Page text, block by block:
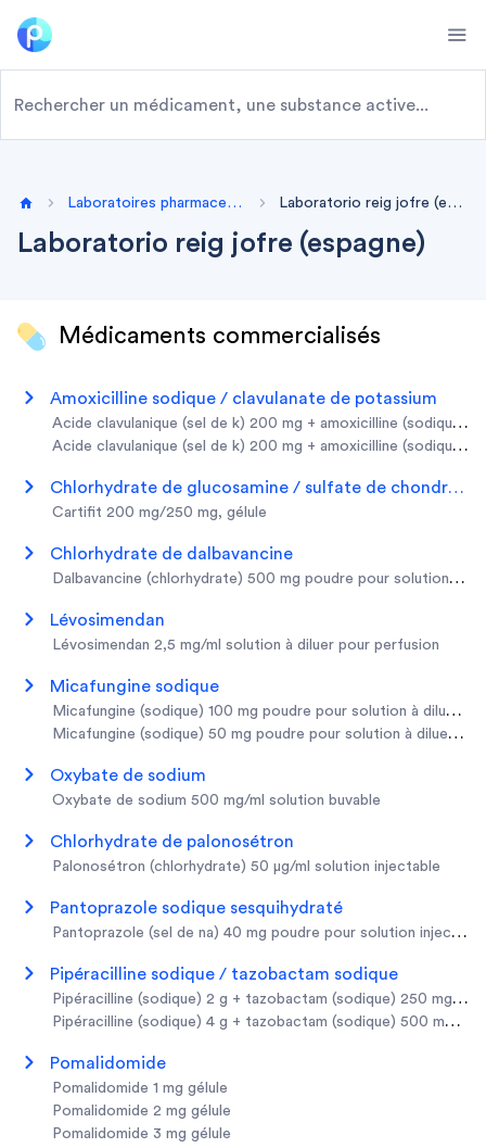
Home
Laboratoires pharmaceutiques Laboratorio reig jofre (espagne)
Laboratorio reig jofre (espagne)
Médicaments commercialisés
amoxicilline sodique / clavulanate de potassium
acide clavulanique (sel de k) 200 mg + amoxicilline (sodique)
acide clavulanique (sel de k) 200 mg + amoxicilline (sodique)
chlorhydrate de glucosamine / sulfate de
cartifit 200 mg/250 mg, gélule
chlorhydrate de dalbavancine
dalbavancine (chlorhydrate) 500 mg poudre pour solution à
lévosimendan
lévosimendan 2,5 mg/ml solution à diluer pour perfusion
micafungine sodique
micafungine (sodique) 100 mg poudre pour solution à diluer
micafungine (sodique) 50 mg poudre pour solution à diluer
oxybate de sodium
oxybate de sodium 500 mg/ml solution buvable
chlorhydrate de palonosétron
palonosétron (chlorhydrate) 50 µg/ml solution injectable
pantoprazole sodique sesquihydraté
pantoprazole (sel de na) 40 mg poudre pour solution injectable
pipéracilline sodique / tazobactam sodique
pipéracilline (sodique) 2 g + tazobactam (sodique) 250 mg
pipéracilline (sodique) 4 g + tazobactam (sodique) 500 mg
pomalidomide
pomalidomide 1 mg gélule
pomalidomide 2 mg gélule
pomalidomide 3 mg gélule